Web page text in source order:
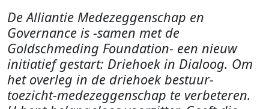
De Alliantie Medezeggenschap en
Governance is -samen met de
Goldschmeding Foundation- een nieuw
initiatief gestart: Driehoek in Dialoog. Om
het overleg in de driehoek bestuur-
toezicht-medezeggenschap te verbeteren.